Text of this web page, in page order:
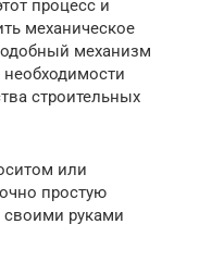
процесс и
механическое
механизм
необходимости
строительных
или
простую
своими руками